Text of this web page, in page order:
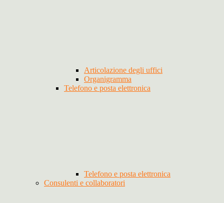
Articolazione degli uffici
Organigramma
Telefono e posta elettronica
Telefono e posta elettronica
Consulenti e collaboratori